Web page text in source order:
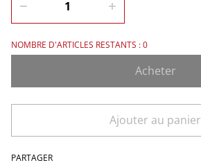
NOMBRE D'ARTICLES RESTANTS : 0
Acheter
Ajouter au panier
PARTAGER